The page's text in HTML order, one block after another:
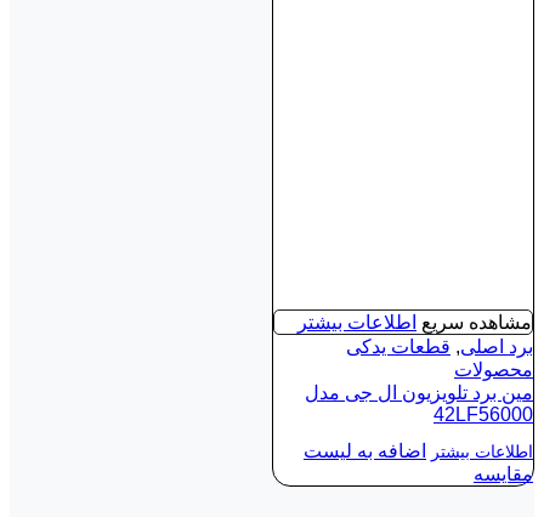
مشاهده سریع اطلاعات بیشتر
برد اصلی, قطعات یدکی
محصولات
مین برد تلویزیون ال جی مدل
42LF56000
اطلاعات بیشتر
اضافه به لیست
مقایسه